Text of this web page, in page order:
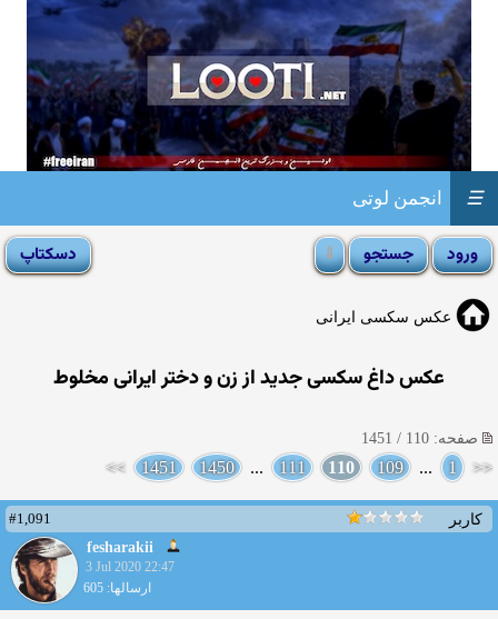
انجمن لوتی ☰
عکس سکسی ایرانی
عکس داغ سکسی جدید از زن و دختر ایرانی مخلوط
صفحه: 110 / 1451
<<
1
...
109
110
111
...
1450
1451
>>
کاربر
#1,091
fesharakii
3 Jul 2020 22:47
ارسالها: 605